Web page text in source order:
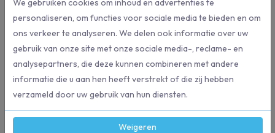
Chinees varkenshaar.
Deze universele wegwerp radiatorkwast is geschikt voor alle verven
waaronder ook muurverven.
Doos à 12 kwasten
Specificaties
We gebruiken cookies om inhoud en advertenties te
personaliseren, om functies voor sociale media te bieden en om
ons verkeer te analyseren. We delen ook informatie over uw
gebruik van onze site met onze sociale media-, reclame- en
analysepartners, die deze kunnen combineren met andere
informatie die u aan hen heeft verstrekt of die zij hebben
verzameld door uw gebruik van hun diensten.
Weigeren